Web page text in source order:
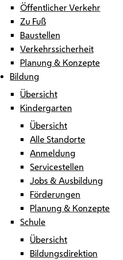
Öffentlicher Verkehr
Zu Fuß
Baustellen
Verkehrssicherheit
Planung & Konzepte
Bildung
Übersicht
Kindergarten
Übersicht
Alle Standorte
Anmeldung
Servicestellen
Jobs & Ausbildung
Förderungen
Planung & Konzepte
Schule
Übersicht
Bildungsdirektion